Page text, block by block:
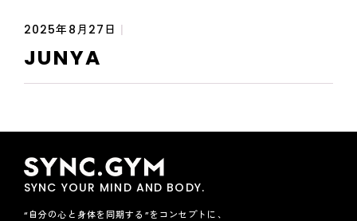
2025年8月27日 |
JUNYA
SYNC YOUR MIND AND BODY.
“自分の心と身体を同期する”をコンセプトに、